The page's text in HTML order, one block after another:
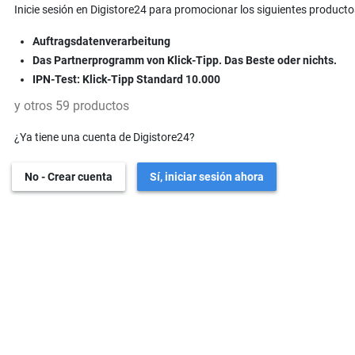
Inicie sesión en Digistore24 para promocionar los siguientes
Auftragsdatenverarbeitung
Das Partnerprogramm von Klick-Tipp. Das Beste oder nichts.
IPN-Test: Klick-Tipp Standard 10.000
y otros 59 productos
¿Ya tiene una cuenta de Digistore24?
No - Crear cuenta Sí, iniciar sesión ahora